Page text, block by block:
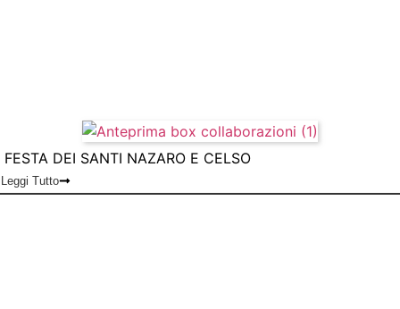
FESTA DEI SANTI NAZARO E CELSO
Leggi Tutto